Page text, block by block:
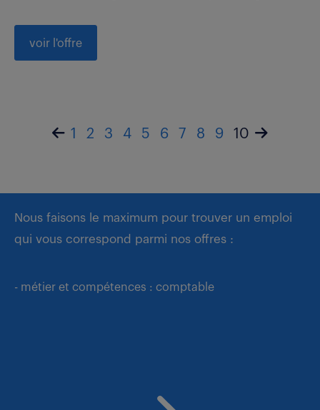
voir l'offre
1 2 3 4 5 6 7 8 9 10
Nous faisons le maximum pour trouver un emploi
qui vous correspond parmi nos offres :
- métier et compétences : comptable